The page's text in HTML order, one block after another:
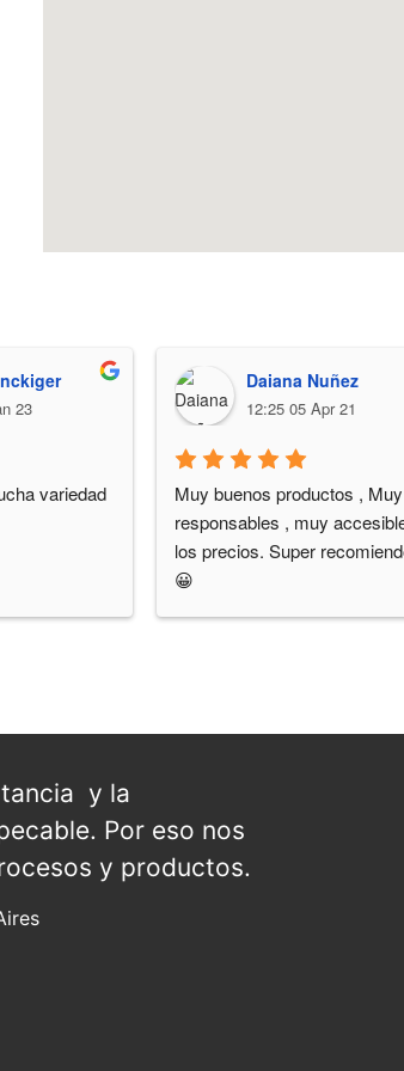
23
variedad
Daiana Nuñez
12:25 05 Apr 21
Muy buenos productos , Muy
responsables , muy
los precios. Super
😀
y la
Por eso nos
y productos.